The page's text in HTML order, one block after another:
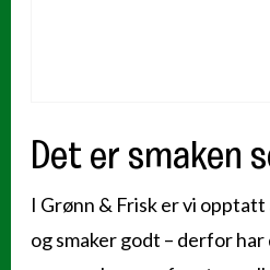
Det er smaken
I Grønn & Frisk er vi
og smaker godt – derfor